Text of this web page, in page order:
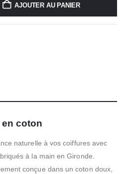
AJOUTER AU PANIER
coton
naturelle à vos coiffures avec
à la main en Gironde.
conçue dans un coton doux,